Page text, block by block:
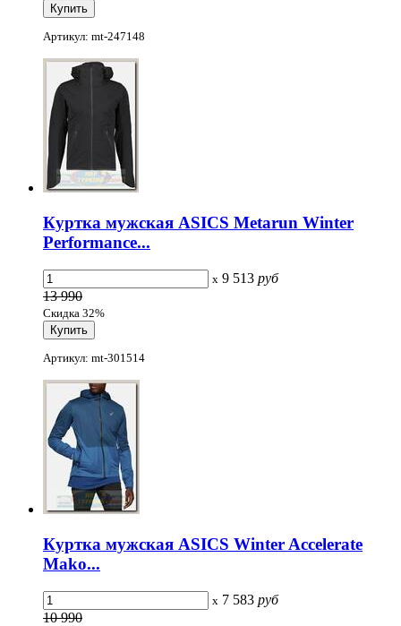
Артикул: mt-247148
Куртка мужская ASICS Metarun Winter
Performance...
x 9 513 руб
13 990
Скидка 32%
Артикул: mt-301514
Куртка мужская ASICS Winter Accelerate
Mako...
x 7 583 руб
10 990